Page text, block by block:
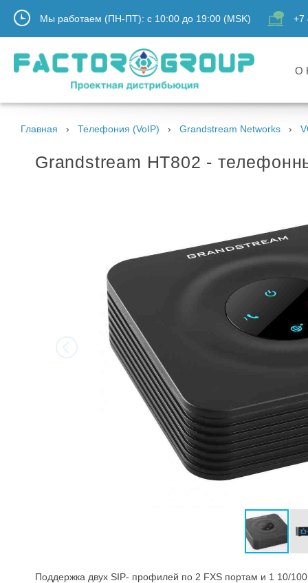
Мы работаем (ПН-ПТ): с 10:00 до 19:00 (MSK) +7
О
Главная Телефония (VoIP) Grandstream Networks
Grandstream HT802 -
Поддержка двух SIP- профилей по 2 FXS портам и 1 10/